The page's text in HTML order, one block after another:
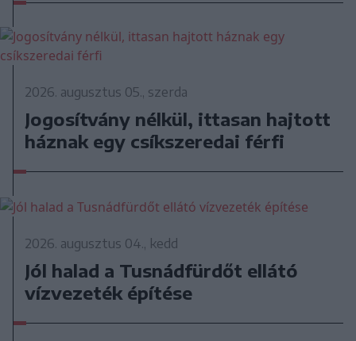
2026. augusztus 05., szerda
Jogosítvány nélkül, ittasan hajtott
háznak egy csíkszeredai férfi
2026. augusztus 04., kedd
Jól halad a Tusnádfürdőt ellátó
vízvezeték építése